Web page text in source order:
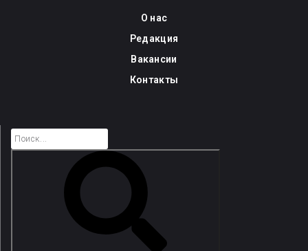
О нас
Редакция
Вакансии
Контакты